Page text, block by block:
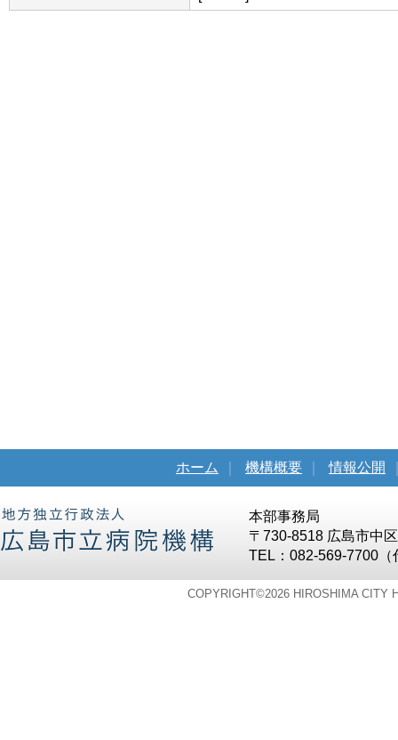
ホーム 機構概要 情報公開
本部事務局
〒730-8518 広島市中
TEL：082-569-7700
COPYRIGHT©2026 HIROSHIMA CITY